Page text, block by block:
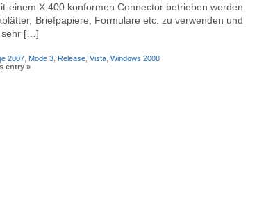
einem X.400 konformen Connector betrieben werden
Briefpapiere, Formulare etc. zu verwenden und
sehr […]
2007 Mode 3 Release Vista Windows 2008
entry »